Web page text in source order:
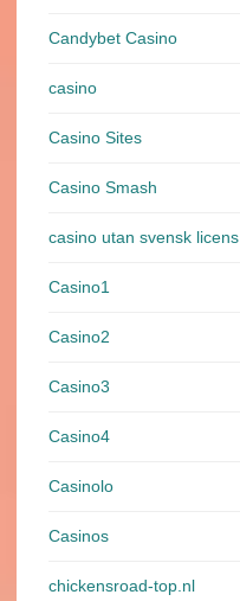
Candybet Casino
casino
Casino Sites
Casino Smash
casino utan svensk licens
Casino1
Casino2
Casino3
Casino4
Casinolo
Casinos
chickensroad-top.nl